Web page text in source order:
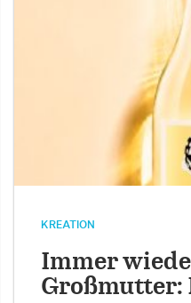
KREATION
Immer
Großmutter: